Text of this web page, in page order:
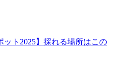
ット2025】採れる場所はこの